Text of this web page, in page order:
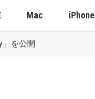
Mac iPhone
」を公開